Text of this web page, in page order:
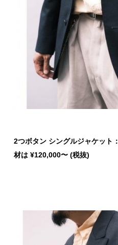
2つボタン シングルジャケット：
材は ¥120,000〜 (税抜)